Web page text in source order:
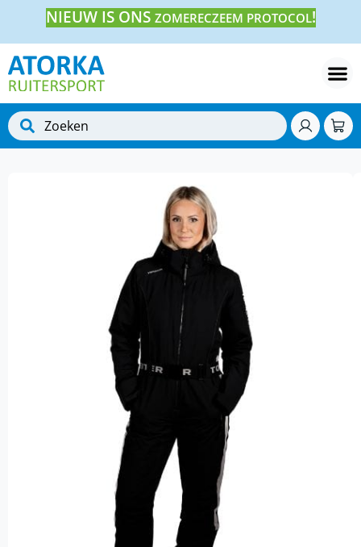
NIEUW IS ONS ZOMERECZEEM PROTOCOL!